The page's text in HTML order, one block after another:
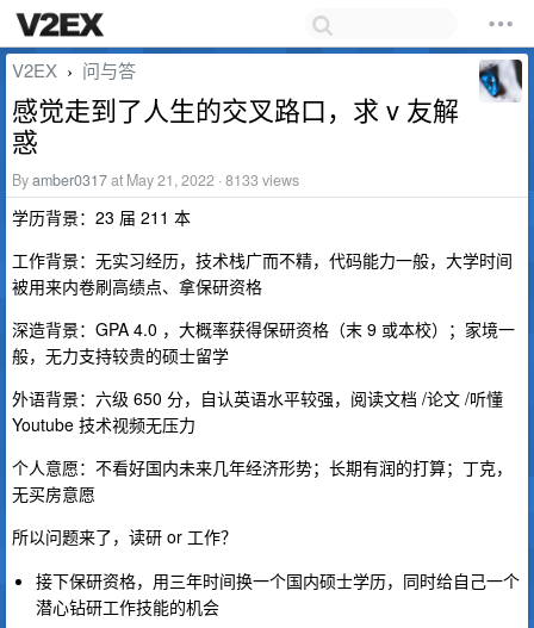
V2EX › 问与答
感觉走到了人生的交叉路口，求 v 友解
惑
Byamber0317at May 21, 2022 · 8133 views
学历背景：23 届 211 本
工作背景：无实习经历，技术栈广而不精，代码能力一般，大学时间
被用来内卷刷高绩点、拿保研资格
深造背景：GPA 4.0 ，大概率获得保研资格（末 9 或本校）；家境一
般，无力支持较贵的硕士留学
外语背景：六级 650 分，自认英语水平较强，阅读文档 /论文 /听懂
Youtube 技术视频无压力
个人意愿：不看好国内未来几年经济形势；长期有润的打算；丁克，
无买房意愿
所以问题来了，读研 or 工作？
接下保研资格，用三年时间换一个国内硕士学历，同时给自己一个
潜心钻研工作技能的机会